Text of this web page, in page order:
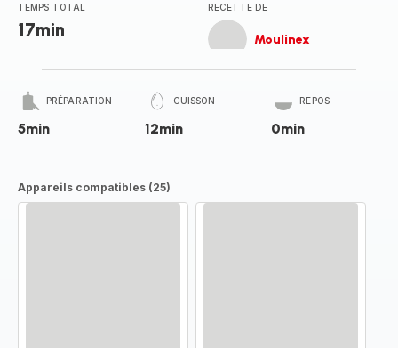
TEMPS TOTAL
17min
RECETTE DE
Moulinex
PRÉPARATION
5min
CUISSON
12min
REPOS
0min
Appareils compatibles (25)